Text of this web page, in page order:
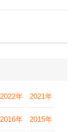
2022年 2021年
2016年 2015年